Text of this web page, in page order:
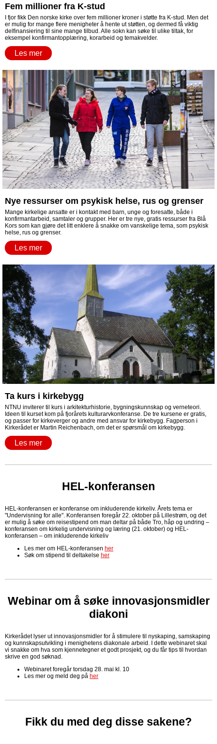
Fem millioner fra K-stud
I fjor fikk Den norske kirke over fem millioner kroner i støtte fra K-stud. Men det
er mulig for mange flere menigheter å hente ut støtten, og dermed få viktig
delfinansiering til sine mange tilbud. Alle sokn kan søke til ulike tiltak, for
eksempel konfirmantopplæring, korarbeid og temakvelder.
Les mer
Nye ressurser om psykisk helse, rus og grenser
Mange kirkelige ansatte er i kontakt med barn, unge og foresatte, både i
konfirmantarbeid, samtaler og grupper. Her er tre nye, gratis ressurser fra Blå
Kors som kan gjøre det litt enklere å snakke om vanskelige tema, som psykisk
helse, rus og grenser.
Les mer
Ta kurs i kirkebygg
NTNU inviterer til kurs i arkitekturhistorie, bygningskunnskap og verneteori.
Ideen til kurset kom på fjorårets kulturarvkonferanse. De tre kursene er gratis,
og passer for kirkeverger og andre med ansvar for kirkebygg. Fagperson i
Kirkerådet er Martin Reichenbach, om det er spørsmål om kirkebygg.
Les mer
HEL-konferansen
HEL-konferansen er konferanse om inkluderende kirkeliv. Årets tema er
"Undervisning for alle". Konferansen foregår 22. oktober på Lillestrøm, og det
er mulig å søke om reisestipend om man deltar på både Tro, håp og undring –
konferansen om kirkelig undervisning og læring (21. oktober) og HEL-
konferansen – om inkluderende kirkeliv
Les mer om HEL-konferansen her
Søk om stipend til deltakelse her
Webinar om å søke innovasjonsmidler
diakoni
Kirkerådet lyser ut innovasjonsmidler for å stimulere til nyskaping, samskaping
og kunnskapsutvikling i menighetens diakonale arbeid. I dette webinaret skal
vi snakke om hva som kjennetegner et godt prosjekt, og du får tips til hvordan
skrive en god søknad.
Webinaret foregår torsdag 28. mai kl. 10
Les mer og meld deg på her
Fikk du med deg disse sakene?